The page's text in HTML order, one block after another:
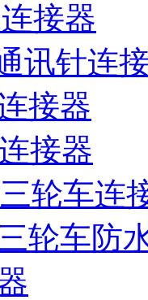
接器
讯针连
接器
接器
轮车连
轮车防